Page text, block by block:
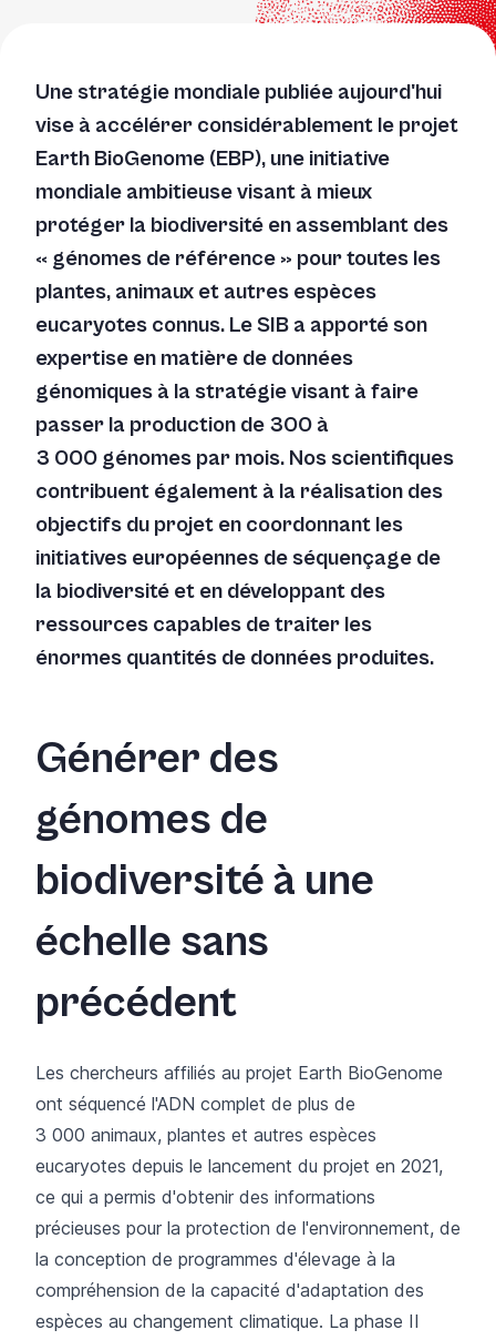
Une stratégie mondiale publiée aujourd'hui
vise à accélérer considérablement le projet
Earth BioGenome (EBP), une initiative
mondiale ambitieuse visant à mieux
protéger la biodiversité en assemblant des
« génomes de référence » pour toutes les
plantes, animaux et autres espèces
eucaryotes connus. Le SIB a apporté son
expertise en matière de données
génomiques à la stratégie visant à faire
passer la production de 300 à
3 000 génomes par mois. Nos scientifiques
contribuent également à la réalisation des
objectifs du projet en coordonnant les
initiatives européennes de séquençage de
la biodiversité et en développant des
ressources capables de traiter les
énormes quantités de données produites.
Générer des
génomes de
biodiversité à une
échelle sans
précédent
Les chercheurs affiliés au projet Earth BioGenome
ont séquencé l'ADN complet de plus de
3 000 animaux, plantes et autres espèces
eucaryotes depuis le lancement du projet en 2021,
ce qui a permis d'obtenir des informations
précieuses pour la protection de l'environnement, de
la conception de programmes d'élevage à la
compréhension de la capacité d'adaptation des
espèces au changement climatique. La phase II